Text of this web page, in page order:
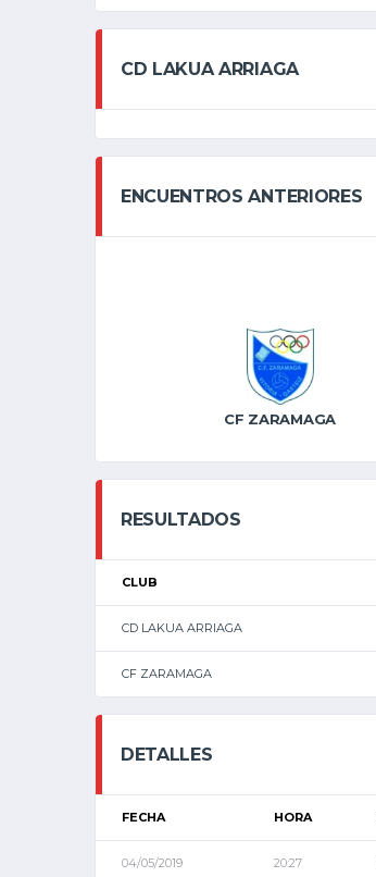
CD LAKUA ARRIAGA
ENCUENTROS ANTERIORES
CF ZARAMAGA
RESULTADOS
CLUB
CD LAKUA ARRIAGA
CF ZARAMAGA
DETALLES
FECHA HORA
04/05/2019 20:27